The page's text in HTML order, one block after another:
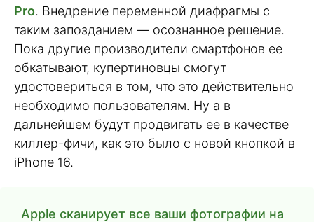
Pro. Внедрение переменной диафрагмы с
таким запозданием — осознанное решение.
Пока другие производители смартфонов ее
обкатывают, купертиновцы смогут
удостовериться в том, что это действительно
необходимо пользователям. Ну а в
дальнейшем будут продвигать ее в качестве
киллер-фичи, как это было с новой кнопкой в
iPhone 16.
Apple сканирует все ваши фотографии на